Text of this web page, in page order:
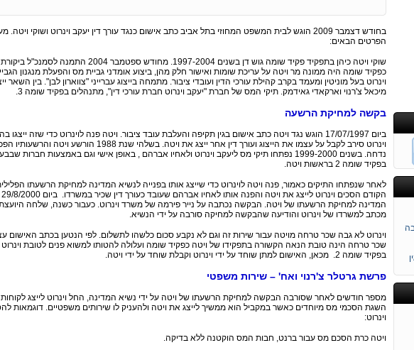
בחודש דצמבר 2009 הוגש לבית המשפט המחוזי בתל אביב כתב אישום כנגד עורך דין יעקב וינרוט ושוקי
הפרטים הבאים:
שוקי ויטה כיהן בתפקיד פקיד שומה גוש דן בשנים 1997-2004.
כפקיד שומה היה ממונה מר ויטה על עריכת שומות ואישור חלק מהן, ביצוע אומדני גביית מס והפעלת מנגנון
וינרוט בעל מוניטין ומעמד בקרב קהילת עורכי הדין ועובדי ציבור. מתמחה בייצוג עברייני "צווארון לבן". בין
מיכאל צ'רנוי וארקאדי גאידמק. תיקי המס של חברת "יעקב וינרוט חברת עורכי דין", מתנהלים בפקיד שומה 3.
בקשה למחיקת הרשעה
ביום 17/07/1997 הוגש נגד ויטה כתב אישום בגין תקיפה והעלבת עובד ציבור. ויטה פנה לוינרוט כדי שזה
וינרוט סירב לקבל על עצמו את הייצוג ועורך דין אחר ייצג את ויטה.
נדחה. בשנים 1999-2000 נפתחו תיקי מס ליעקב וינרוט ולאחיו אברהם , באופן אישי וגם באמצעות
בפקיד שומה 2 בראשות ויטה.
לאחר שנפתחו התיקים כאמור, פנה ויטה לוינרוט כדי שייצג אותו בפנייה לנשיא המדינה למחיקת הרשעתו
המדינה למחיקת הרשעתו של ויטה. הבקשה נכתבה על נייר פירמה של משרד וינרוט. כעבור כשנה, שלחה
מכתב למשרדו של וינרוט והודיעה שהבקשה למחיקה סורבה על ידי הנשיא.
וינרוט לא גבה שכר טרחה מויטה עבור שירות זה וגם לא נקבע סכום כלשהו לתשלום. לפי הנטען בכתב האישום
שכר טרחה הינה טובת הנאה הקשורה בתפקידו של ויטה כפקיד שומה ועלולה להטותו למשוא פנים לטובת וינרוט
בפקיד שומה 2. מכאן, האישום למתן שוחד על ידי וינרוט וקבלת שוחד על ידי ויטה.
פרשת גרטלר צ'רנוי ואח' – שירות משפטי
מספר חודשים לאחר שסורבה הבקשה למחיקת הרשעתו של ויטה על ידי נשיא המדינה, החל וינרוט לייצג לקוחות
השגת הסכמי מס מיוחדים כאשר במקביל הוא ממשיך לייצג את ויטה ולהעניק לו שירותים משפטיים. דוגמאות
וינרוט:
ויטה כרת הסכם מס עבור ברנט, חבות המס הוקטנה ללא בדיקה.